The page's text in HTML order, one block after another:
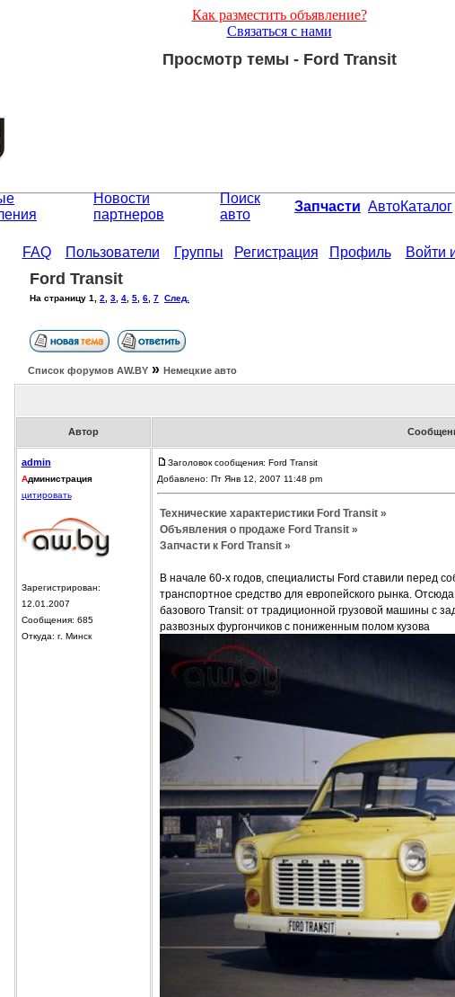
Как разместить объявление?
Связаться с нами
Просмотр темы - Ford Transit
Новости
партнеров
Поиск
авто
Запчасти АвтоКаталог
FAQ Пользователи Группы Регистрация Профиль Войти
Ford Transit
На страницу 1 2 3 4 5 6 7 След.
Список форумов АW.BY» Немецкие авто
Автор
admin
Администрация
цитировать
Зарегистрирован:
12.01.2007
Сообщения: 685
Откуда: г. Минск
Заголовок сообщения: Ford Transit
Добавлено: Пт Янв 12, 2007 11:48 pm
Технические характеристики Ford Transit »
Объявления о продаже Ford Transit »
Запчасти к Ford Transit »
В начале 60-х годов, специалисты Ford ставили перед
транспортное средство для европейского рынка.
базового Transit: от традиционной грузовой машины с
развозных фургончиков с пониженным полом кузова